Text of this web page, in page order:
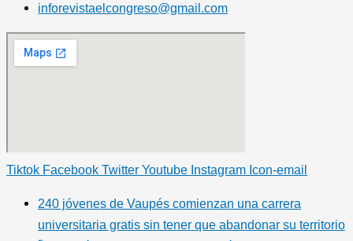
inforevistaelcongreso@gmail.com
Tiktok Facebook Twitter Youtube Instagram Icon-email
240 jóvenes de Vaupés comienzan una carrera
universitaria gratis sin tener que abandonar su territorio